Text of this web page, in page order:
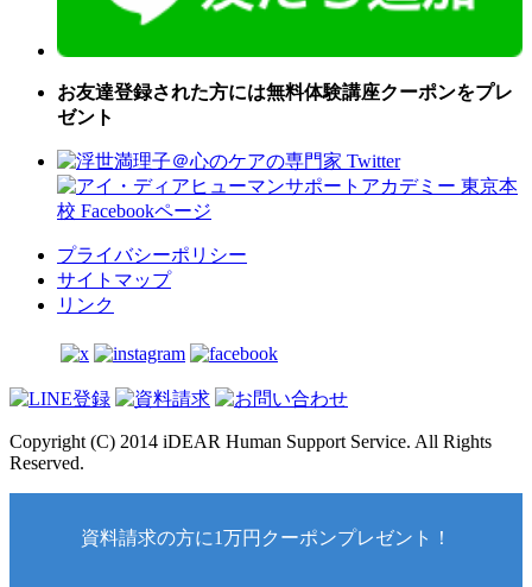
お友達登録された方には無料体験講座クーポンをプレ
ゼント
プライバシーポリシー
サイトマップ
リンク
Copyright (C) 2014 iDEAR Human Support Service. All Rights
Reserved.
資料請求の方に1万円クーポンプレゼント！